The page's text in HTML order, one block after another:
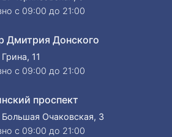
c 09:00 до 21:00
Дмитрия Донского
11
c 09:00 до 21:00
проспект
Очаковская, 3
c 09:00 до 21:00